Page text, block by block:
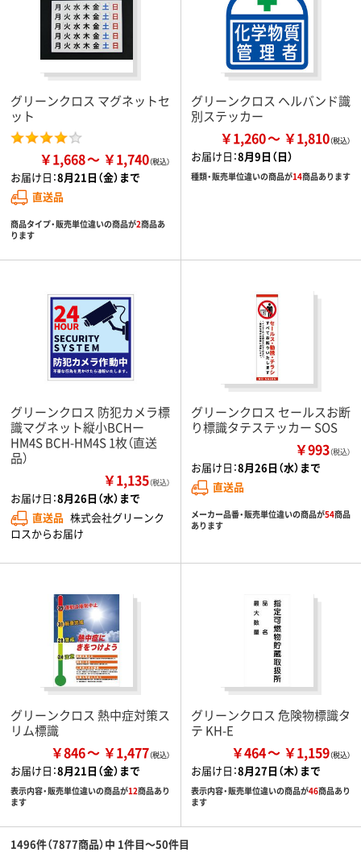
グリーンクロス マグネットセ
ット
￥1,668 ￥1,740
お届け日：8月21日（金）まで
直送品
商品タイプ・販売単位違いの商品が2商品あ
ります
グリーンクロス ヘルバンド識
別ステッカー
￥1,260 ￥1,810
お届け日：8月9日（日）
種類・販売単位違いの商品が14商品あります
グリーンクロス 防犯カメラ標
識マグネット縦小BCHー
HM4S BCH-HM4S 1枚（直送
品）
￥1,135（税込）
お届け日：8月26日（水）まで
直送品 株式会社グリーンク
ロスからお届け
グリーンクロス セールスお断
り標識タテステッカー SOS
￥993（税込）
お届け日：8月26日（水）まで
直送品
メーカー品番・販売単位違いの商品が54商品
あります
グリーンクロス 熱中症対策ス
リム標識
￥846 ￥1,477
お届け日：8月21日（金）まで
表示内容・販売単位違いの商品が12商品あり
ます
グリーンクロス 危険物標識タ
テ KH-E
￥464 ￥1,159
お届け日：8月27日（木）まで
表示内容・販売単位違いの商品が46商品あり
ます
1496件（7877商品）中 1件目～50件目